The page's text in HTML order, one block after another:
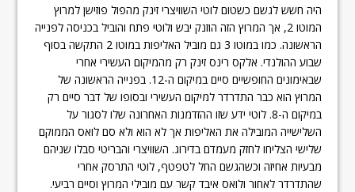
היה חשש לגשם כשטום לוטי השוויצרי זינק מהפול פוזישן למרוץ
המוטו 2, אך המרוץ הזה הוזנק יבש ולוטי פתח והוביל בכניסה לפנייה
הראשונה. כמו במוטו 3 גם מוביל האליפות במוטו 2 התקשה בסוף
שבוע ההולנדי. אלקס רינס זינק רק מהמיקום העשירי אחרי
שבאימונים החופשיים סיים במיקום ה-12. בפנייה הראשונה של
המרוץ הוא כבר התדרדר למיקום העשירי ובסופו של דבר סיים רק
במיקום ה-8. לוטי ידע שזו ההזדמנות האחרונה שלו לסגור על
השלישייה המובילה את האליפות אך לא הוא ולא סם לואס הממוקם
שלישי הצליחו לחזק מעמדם בדירוג. השוויצרי והבריטי סבלו שניהם
מבעיות אחיזה וכשהגשם החל לטפטף, לוטי התרסק אחרי
שהתדרדר לאחור ולואס איבד קשר עם מובילי המרוץ וסיים רביעי.